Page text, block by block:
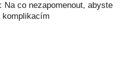
Na co nezapomenout, abyste